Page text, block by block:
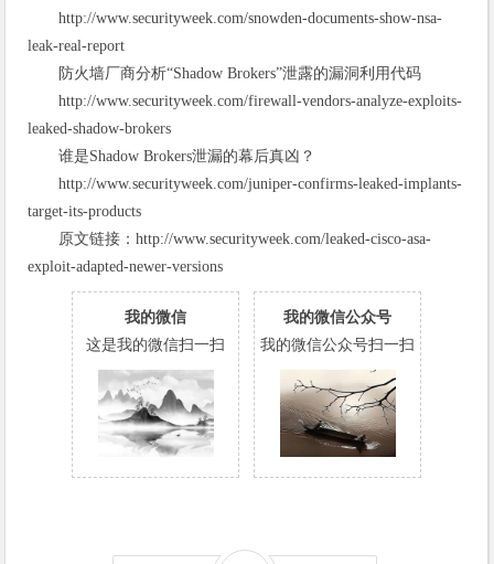
http://www.securityweek.com/snowden-documents-show-nsa-
leak-real-report
防火墙厂商分析“Shadow Brokers”泄露的漏洞利用代码
http://www.securityweek.com/firewall-vendors-analyze-exploits-
leaked-shadow-brokers
谁是Shadow Brokers泄漏的幕后真凶？
http://www.securityweek.com/juniper-confirms-leaked-implants-
target-its-products
原文链接：http://www.securityweek.com/leaked-cisco-asa-
exploit-adapted-newer-versions
我的微信
这是我的微信扫一扫
我的微信公众号
我的微信公众号扫一扫